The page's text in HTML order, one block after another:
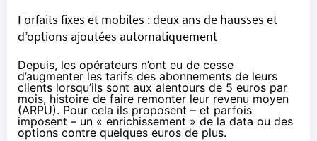
Forfaits fixes et mobiles : deux ans de hausses et
d’options ajoutées automatiquement
Depuis, les opérateurs n’ont eu de cesse
d’augmenter les tarifs des abonnements de leurs
clients lorsqu’ils sont aux alentours de 5 euros par
mois, histoire de faire remonter leur revenu moyen
(ARPU). Pour cela ils proposent – et parfois
imposent – un « enrichissement » de la data ou des
options contre quelques euros de plus.